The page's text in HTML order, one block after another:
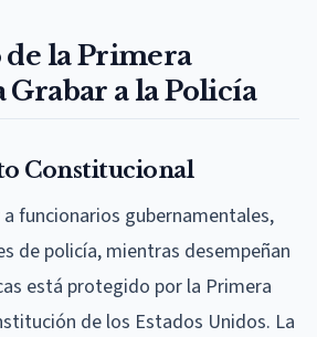
de la Primera
a la Policía
Constitucional
funcionarios gubernamentales,
de policía, mientras desempeñan
está protegido por la Primera
de los Estados Unidos. La